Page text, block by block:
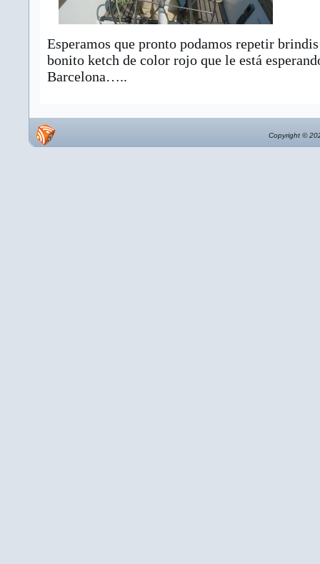
Esperamos que pronto podamos repetir brindis
bonito ketch de color rojo que le está
Barcelona…..
Copyright ©